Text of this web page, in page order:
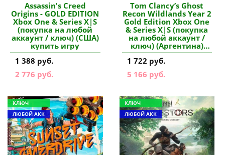
Assassin's Creed
Origins - GOLD EDITION
Xbox One & Series X|S
(покупка на любой
аккаунт / ключ) (США)
купить игру
1 388 руб.
2 776 руб.
Tom Clancy’s Ghost
Recon Wildlands Year 2
Gold Edition Xbox One
& Series X|S (покупка
на любой аккаунт /
ключ) (Аргентина)
купить игру
1 722 руб.
5 166 руб.
КЛЮЧ
ЛЮБОЙ АКК
КЛЮЧ
ЛЮБОЙ АКК